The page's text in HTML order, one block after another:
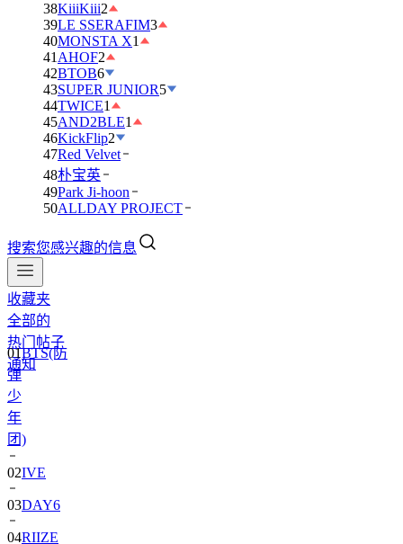
38KiiiKiii2
39LE SSERAFIM3
40MONSTA X1
41 AHOF2
42BTOB6
43SUPER JUNIOR5
44TWICE1
45AND2BLE1
46KickFlip2
47Red Velvet
48朴宝英
49Park Ji-hoon
50ALLDAY PROJECT
搜索您感兴趣的信息
收藏夹
全部的
热门帖子
通知
01BTS(防
弹
少
年
团)
02IVE
03DAY6
04RIIZE